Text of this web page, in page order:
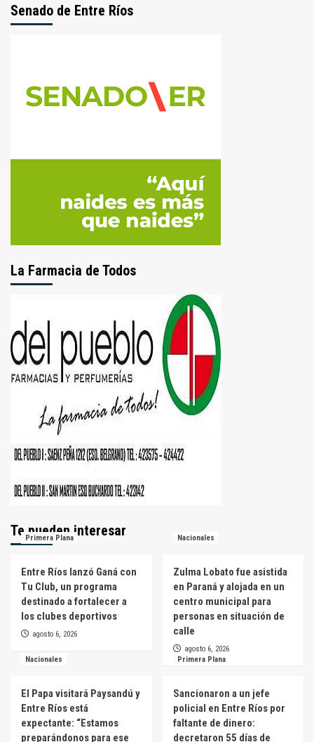
Senado de Entre Ríos
La Farmacia de Todos
Te pueden interesar
Primera Plana
Entre Ríos lanzó Ganá con
Tu Club, un programa
destinado a fortalecer a
los clubes deportivos
agosto 6, 2026
Nacionales
Zulma Lobato fue asistida
en Paraná y alojada en un
centro municipal para
personas en situación de
calle
agosto 6, 2026
Nacionales
El Papa visitará Paysandú y
Entre Ríos está
expectante: “Estamos
preparándonos para ese
Primera Plana
Sancionaron a un jefe
policial en Entre Ríos por
faltante de dinero:
decretaron 55 días de